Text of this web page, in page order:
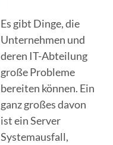
Es gibt Dinge, die
Unternehmen und
deren IT-Abteilung
große Probleme
bereiten können. Ein
ganz großes davon
ist ein Server
Systemausfall,